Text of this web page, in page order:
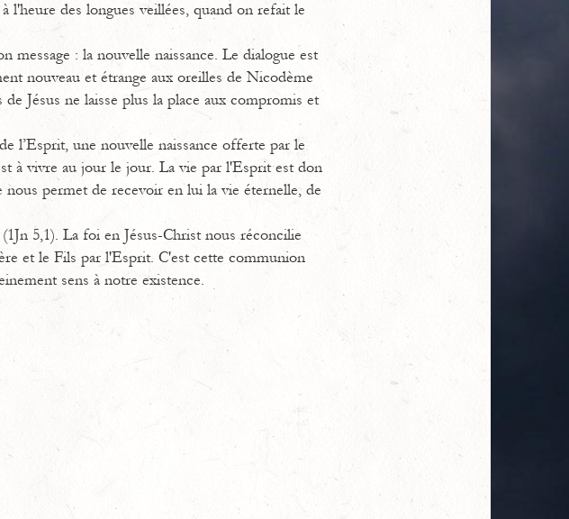
l'heure des longues veillées, quand on refait le
message : la nouvelle naissance. Le dialogue est
nouveau et étrange aux oreilles de Nicodème
Jésus ne laisse plus la place aux compromis et
l’Esprit, une nouvelle naissance offerte par le
à vivre au jour le jour. La vie par l'Esprit est don
permet de recevoir en lui la vie éternelle, de
5,1). La foi en Jésus-Christ nous réconcilie
et le Fils par l'Esprit. C'est cette communion
sens à notre existence.